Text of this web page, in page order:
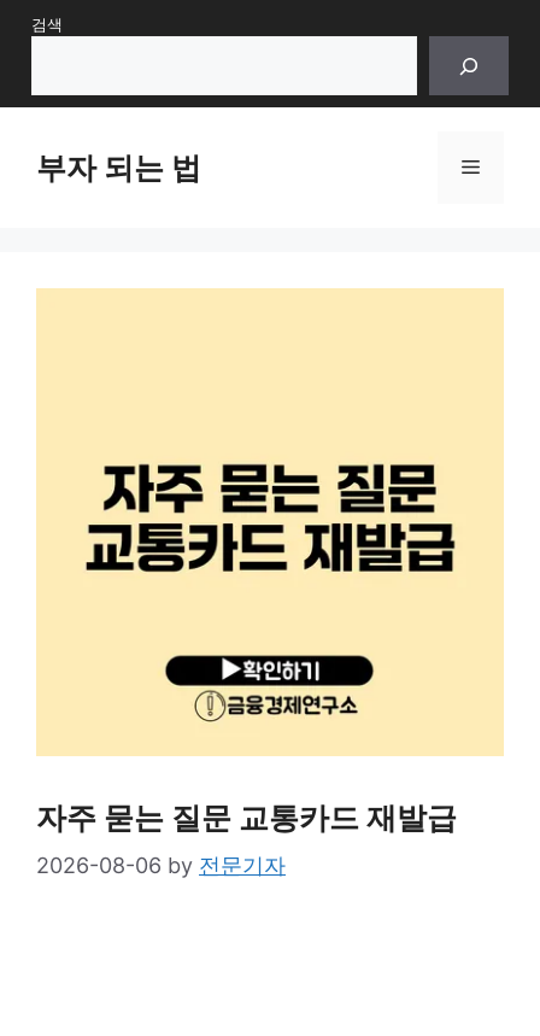
Skip검색
부자 되는 법 Menu
자주 묻는 질문 교통카드 재발급
2026-08-06 by 전문기자